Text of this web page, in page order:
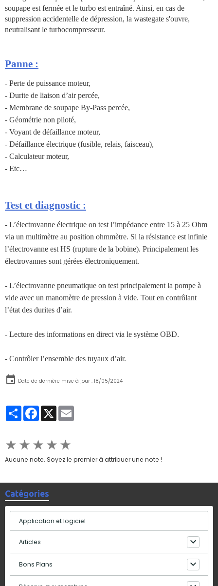
soupape est fermée et le turbo est entraîné. Ainsi, en cas de
suppression accidentelle de dépression, la wastegate s'ouvre,
neutralisant le turbocompresseur.
Panne :
- Perte de puissance moteur,
- Durite de liaison d’air percée,
- Membrane de soupape By-Pass percée,
- Géométrie non piloté,
- Voyant de défaillance moteur,
- Défaillance électrique (fusible, relais, faisceau),
- Calculateur moteur,
- Etc…
Test et diagnostic :
- L’électrovanne électrique on test l’impédance entre 15 à 25 Ohm
via un multimètre au position ohmmètre. Si la résistance est infinie
l’électrovanne est HS (rupture de la bobine). Principalement les
électrovannes sont gérées électroniquement.
- L’électrovanne pneumatique on test principalement la pompe à
vide avec un manomètre de pression à vide. Tout en contrôlant
l’état des durites d’air.
- Lecture des informations en direct via le système OBD.
- Contrôler l’ensemble des tuyaux d’air.
Date de dernière mise à jour : 18/05/2024
PartagerFacebook
X
★★★★★
Aucune note. Soyez le premier à attribuer une note !
Catégories
Application et logiciel
Articles
Bons Plans